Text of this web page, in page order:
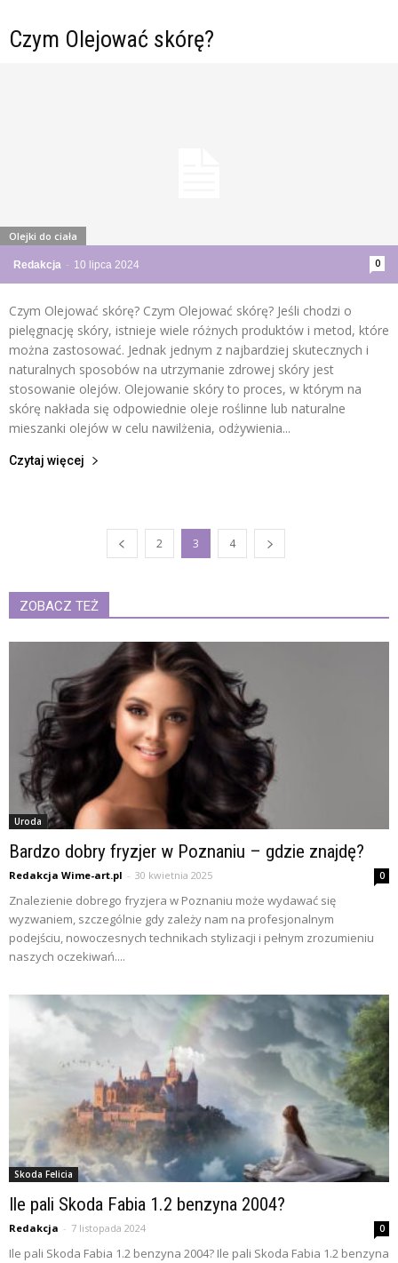
Czym Olejować skórę?
Redakcja - 10 lipca 2024 0
Olejki do ciała
Czym Olejować skórę? Czym Olejować skórę? Jeśli chodzi o
pielęgnację skóry, istnieje wiele różnych produktów i metod, które
można zastosować. Jednak jednym z najbardziej skutecznych i
naturalnych sposobów na utrzymanie zdrowej skóry jest
stosowanie olejów. Olejowanie skóry to proces, w którym na
skórę nakłada się odpowiednie oleje roślinne lub naturalne
mieszanki olejów w celu nawilżenia, odżywienia...
Czytaj więcej
2 3 4
ZOBACZ TEŻ
Uroda
Bardzo dobry fryzjer w Poznaniu – gdzie znajdę?
Redakcja Wime-art.pl - 30 kwietnia 2025 0
Znalezienie dobrego fryzjera w Poznaniu może wydawać się
wyzwaniem, szczególnie gdy zależy nam na profesjonalnym
podejściu, nowoczesnych technikach stylizacji i pełnym zrozumieniu
naszych oczekiwań....
Skoda Felicia
Ile pali Skoda Fabia 1.2 benzyna 2004?
Redakcja - 7 listopada 2024 0
Ile pali Skoda Fabia 1.2 benzyna 2004? Ile pali Skoda Fabia 1.2 benzyna